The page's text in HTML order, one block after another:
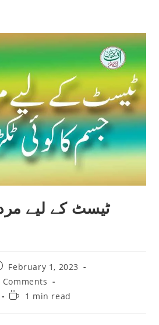
ٹیسٹ کے لیے
February 1, 2023
Comments
Reading1 min read